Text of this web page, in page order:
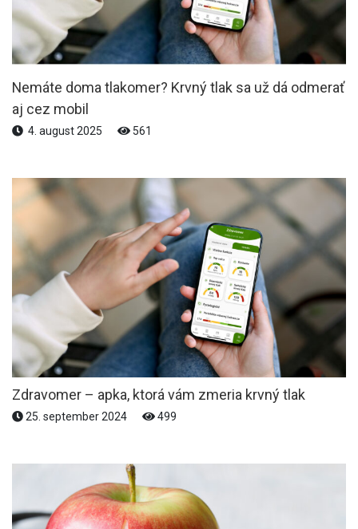
Nemáte doma tlakomer? Krvný tlak sa už dá odmerať
aj cez mobil
4. august 2025 561
Zdravomer – apka, ktorá vám zmeria krvný tlak
25. september 2024 499